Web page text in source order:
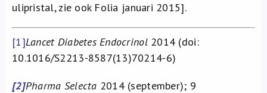
ulipristal, zie ook Folia januari 2015].
[1]Lancet Diabetes Endocrinol2014 (doi:
10.1016/S2213-8587(13)70214-6)
[2]Pharma Selecta 2014 (september); 9